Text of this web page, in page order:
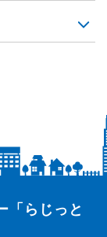
「らじっと